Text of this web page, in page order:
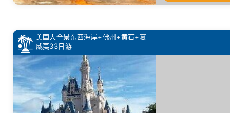
美国大全景东西海岸+佛州+黄石+夏
威夷33日游